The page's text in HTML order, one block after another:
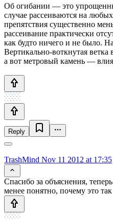
Об огибании — это
случае рассеиваются на
препятствия существенно
рассеивание практически
как будто ничего и не было.
Вертикально-воткнутая
а вот метровый камень —
Reply
TrashMind Nov 11 2012 at 17:35
Спасибо за объяснения,
менее понятно, почему это